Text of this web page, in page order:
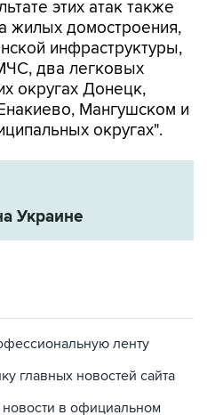
инфраструктуры,
два легковых
округах Донецк,
Мангушском и
округах".
Украине
главных новостей сайта
в официальном